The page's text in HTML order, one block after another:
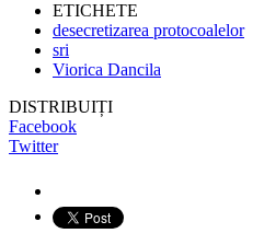
ETICHETE
desecretizarea protocoalelor
sri
Viorica Dancila
DISTRIBUIȚI
Facebook
Twitter